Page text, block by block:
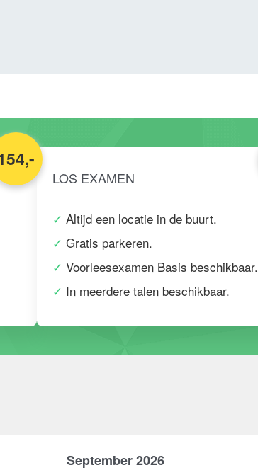
LOS EXAMEN
Altijd een locatie in de buurt.
Gratis parkeren.
Voorleesexamen Basis beschikbaar.
In meerdere talen beschikbaar.
September 2026